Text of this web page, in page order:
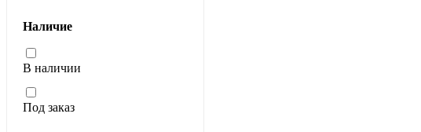
Наличие
В наличии
Под заказ